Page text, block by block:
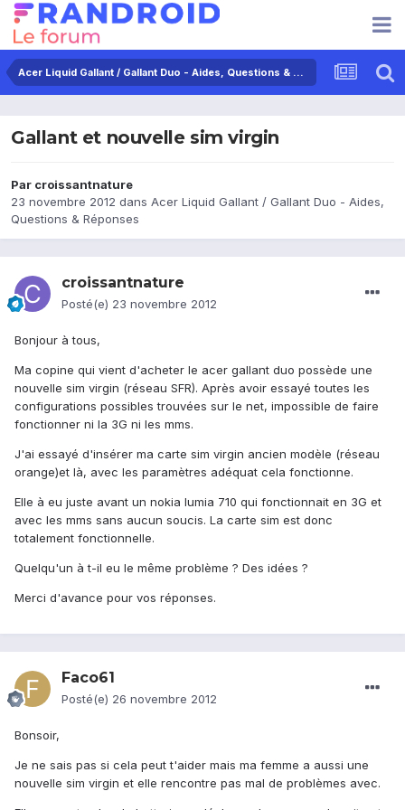
Acer Liquid Gallant / Gallant Duo - Aides, Questions & Réponses
Gallant et nouvelle sim virgin
Par croissantnature
23 novembre 2012 dans Acer Liquid Gallant / Gallant Duo - Aides,
Questions & Réponses
croissantnature
Posté(e) 23 novembre 2012
Bonjour à tous,
Ma copine qui vient d'acheter le acer gallant duo possède une
nouvelle sim virgin (réseau SFR). Après avoir essayé toutes les
configurations possibles trouvées sur le net, impossible de faire
fonctionner ni la 3G ni les mms.
J'ai essayé d'insérer ma carte sim virgin ancien modèle (réseau
orange)et là, avec les paramètres adéquat cela fonctionne.
Elle à eu juste avant un nokia lumia 710 qui fonctionnait en 3G et
avec les mms sans aucun soucis. La carte sim est donc
totalement fonctionnelle.
Quelqu'un à t-il eu le même problème ? Des idées ?
Merci d'avance pour vos réponses.
Faco61
Posté(e) 26 novembre 2012
Bonsoir,
Je ne sais pas si cela peut t'aider mais ma femme a aussi une
nouvelle sim virgin et elle rencontre pas mal de problèmes avec.